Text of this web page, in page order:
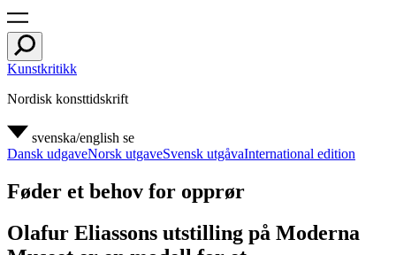
Kunstkritikk
Nordisk konsttidskrift
svenska/english se
Dansk udgaveNorsk utgaveSvensk utgåvaInternational edition
Føder et behov for opprør
Olafur Eliassons utstilling på Moderna